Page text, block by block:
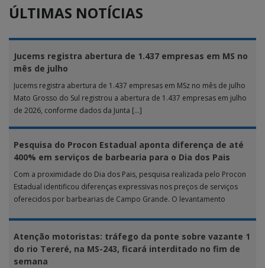
ÚLTIMAS NOTÍCIAS
Jucems registra abertura de 1.437 empresas em MS no
mês de julho
Jucems registra abertura de 1.437 empresas em MSz no mês de julho
Mato Grosso do Sul registrou a abertura de 1.437 empresas em julho
de 2026, conforme dados da Junta […]
Pesquisa do Procon Estadual aponta diferença de até
400% em serviços de barbearia para o Dia dos Pais
Com a proximidade do Dia dos Pais, pesquisa realizada pelo Procon
Estadual identificou diferenças expressivas nos preços de serviços
oferecidos por barbearias de Campo Grande. O levantamento
Atenção motoristas: tráfego da ponte sobre vazante 1
do rio Tereré, na MS-243, ficará interditado no fim de
semana